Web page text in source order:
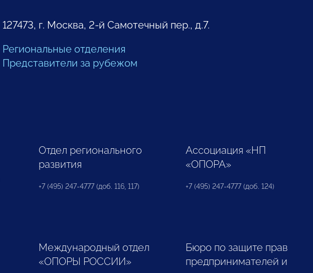
127473, г. Москва, 2-й Самотечный пер., д.7.
Региональные отделения
Представители за рубежом
Отдел регионального
развития
+7 (495) 247-4777 (доб. 116, 117)
Ассоциация «НП
«ОПОРА»
+7 (495) 247-4777 (доб. 124)
Международный отдел
«ОПОРЫ РОССИИ»
Бюро по защите прав
предпринимателей и